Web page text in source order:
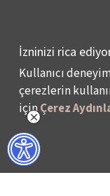
Veri
© 2024
İzninizi rica
Kullanıcı
çerezlerin
içinÇerez